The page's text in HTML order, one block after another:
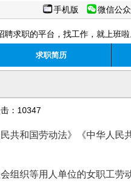
手机版 微信公
求职的平台，找工作，就上班啦
求职简历
：10347
和国劳动法》《中华人民
织等用人单位的女职工劳